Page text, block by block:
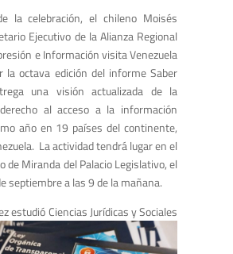
la celebración, el chileno Moisés
Ejecutivo de la Alianza Regional
e Información visita Venezuela
la octava edición del informe Saber
una visión actualizada de la
al acceso a la información
año en 19 países del continente,
La actividad tendrá lugar en el
de Miranda del Palacio Legislativo, el
septiembre a las 9 de la mañana.
estudió Ciencias Jurídicas y Sociales